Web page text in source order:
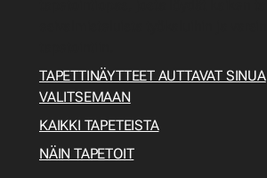
TAPETTINÄYTTEET AUTTAVAT SINUA
VALITSEMAAN
KAIKKI TAPETEISTA
NÄIN TAPETOIT